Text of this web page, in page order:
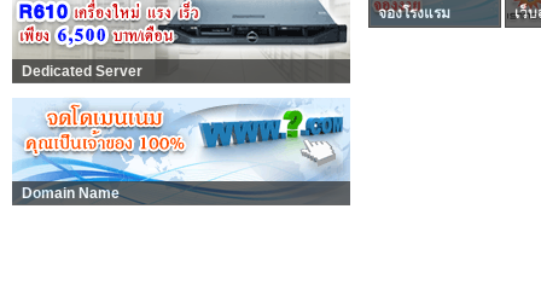
Dedicated Server
Domain Name
จองโรงแรม เว็บ